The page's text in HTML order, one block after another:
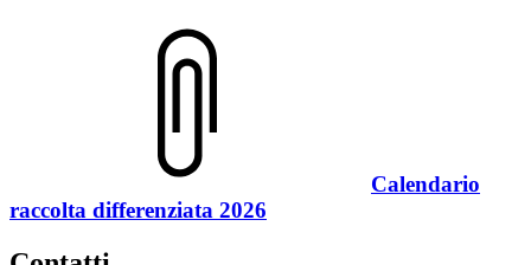
Calendario
raccolta differenziata 2026